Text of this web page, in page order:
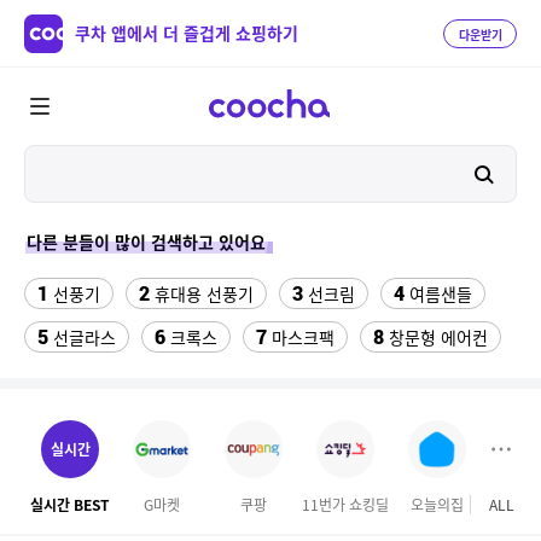
쿠차 앱에서 더 즐겁게 쇼핑하기 다운받기
다른 분들이 많이 검색하고 있어요
1 선풍기 2 휴대용 선풍기 3 선크림 4 여름샌들
5 선글라스 6 크록스 7 마스크팩 8 창문형 에어컨
12 캐쥬얼화
15 마른안주 대용량 타요 장난감버스
18 문어피규어 닌텐도 3ds 게임 20 배스킨라빈스 ALL
실시간
실시간 BEST G마켓 쿠팡 11번가 쇼킹딜 오늘의집 마이리